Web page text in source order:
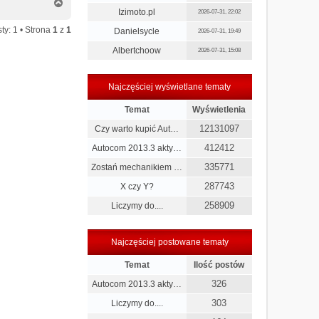
g
ó
1 • Strona 1z 1
Izimoto.pl 2026-07-31, 22:02
Danielsycle 2026-07-31, 19:49
Albertchoow 2026-07-31, 15:08
Najczęściej wyświetlane tematy
Temat
Wyświetlenia
Czy warto kupić Aut…
12131097
Autocom 2013.3 akty… 412412
Zostań mechanikiem … 335771
X czy Y? 287743
Liczymy do.... 258909
Najczęściej postowane tematy
Temat
Ilość postów
Autocom 2013.3 akty…
326
Liczymy do.... 303